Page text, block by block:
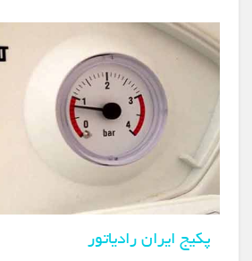
پکیج ایران رادیاتور